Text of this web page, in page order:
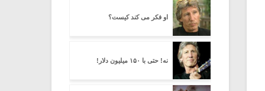
او فکر می کند کیست؟
نه! حتی با ۱۵۰ میلیون دلار!